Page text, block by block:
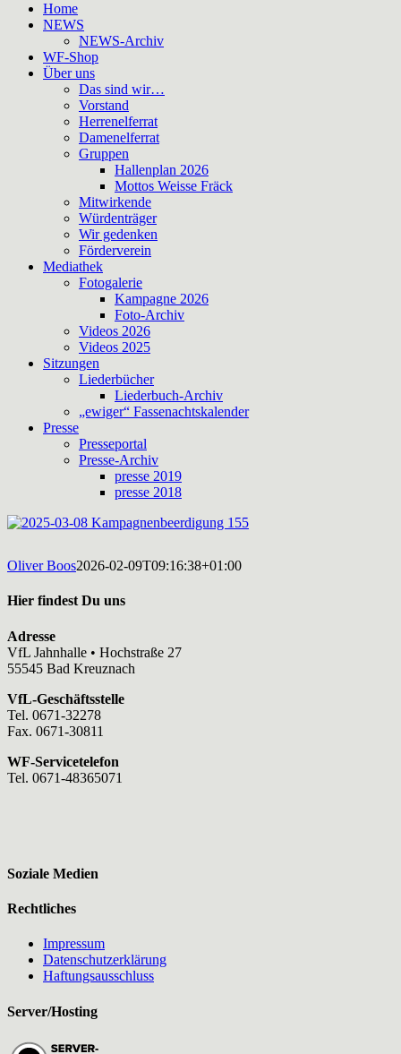
Home
NEWS
NEWS-Archiv
WF-Shop
Über uns
Das sind wir…
Vorstand
Herrenelferrat
Damenelferrat
Gruppen
Hallenplan 2026
Mottos Weisse Fräck
Mitwirkende
Würdenträger
Wir gedenken
Förderverein
Mediathek
Fotogalerie
Kampagne 2026
Foto-Archiv
Videos 2026
Videos 2025
Sitzungen
Liederbücher
Liederbuch-Archiv
„ewiger“ Fassenachtskalender
Presse
Presseportal
Presse-Archiv
presse 2019
presse 2018
Oliver Boos2026-02-09T09:16:38+01:00
Hier findest Du uns
Adresse
VfL Jahnhalle • Hochstraße 27
55545 Bad Kreuznach
VfL-Geschäftsstelle
Tel. 0671-32278
Fax. 0671-30811
WF-Servicetelefon
Tel. 0671-48365071
Soziale Medien
Rechtliches
Impressum
Datenschutzerklärung
Haftungsausschluss
Server/Hosting